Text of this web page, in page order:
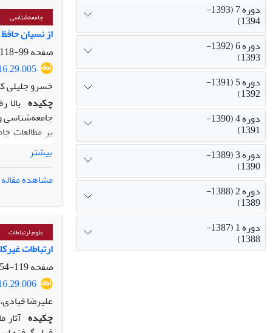
جامعه‌شناسی
از نسیان
صفحه99-118
خسرو جلیلی
چکیده
جامعه‌شناسی
بر مطالعات
محدوده
ایران، آن را
بیشتر
مشاهده مقاله
علوم ارتباطات
ارتباطات
صفحه119-154
علیرضا
چکیده
دوره 7 (1393-
1394)
دوره 6 (1392-
1393)
دوره 5 (1391-
1392)
دوره 4 (1390-
1391)
دوره 3 (1389-
1390)
دوره 2 (1388-
1389)
دوره 1 (1387-
1388)